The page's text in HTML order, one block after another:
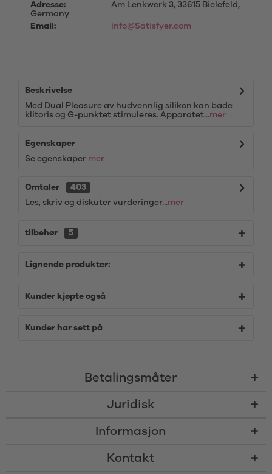
Adresse:
Am Lenkwerk 3, 33615 Bielefeld,
Germany
Email:
info@Satisfyer.com
Beskrivelse
Med Dual Pleasure av hudvennlig silikon kan både
klitoris og G-punktet stimuleres. Apparatet...mer
Egenskaper
Se egenskaper mer
Omtaler
403
Les, skriv og diskuter vurderinger...mer
tilbehør 5
Lignende produkter:
Kunder kjøpte også
Kunder har sett på
Betalingsmåter
Juridisk
Informasjon
Kontakt